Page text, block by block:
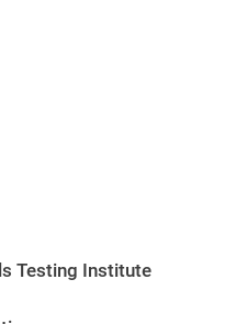
Testing Institute